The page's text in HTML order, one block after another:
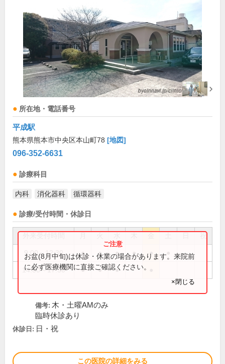
所在地・電話番号
平成駅
熊本県熊本市中央区本山町78 [地図]
096-352-6631
診療科目
内科 消化器科 循環器科
診療/受付時間・休診日
祝
9:00～12:30 ● ● ● ● ●
14:30～17:30 ● ● ●
お盆(8月中旬)は休診・休業の場合があります。来院前
に必ず医療機関に直接ご確認ください。
×閉じる
備考: 木・土曜AMのみ
臨時休診あり
休診日: 日・祝
この医院の詳細をみる